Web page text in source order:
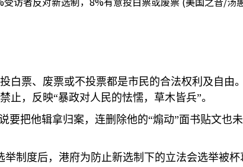
白票、废票或不投票都是市民的合法权利及自由
止，反映“暴政对人民的怯懦，草木皆兵”。
要把他辑拿归案，连删除他的“煽动”面书贴文也
举制度后，港府为防止新选制下的立法会选举被